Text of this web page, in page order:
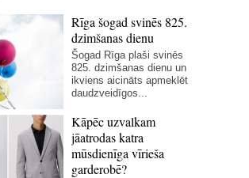
Rīga šogad svinēs 825.
dzimšanas dienu
Šogad Rīga plaši svinēs
825. dzimšanas dienu un
ikviens aicināts apmeklēt
daudzveidīgos...
Kāpēc uzvalkam
jāatrodas katra
mūsdienīga vīrieša
garderobē?